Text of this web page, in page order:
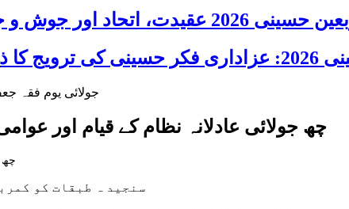
منایا گیا، لاکھوں عزادار جلوسوں میں شریک
سید ساجد علی نقوی
چھ جولائی عادلانہ نظام کے قیام اور
چھ
سنجید ہ طبقات کو کمربستہ ہونا ہوگا، 6 جولائی “یوم فقہ